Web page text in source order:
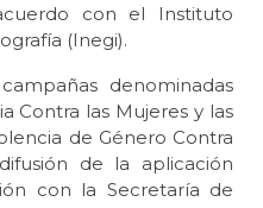
con el Instituto
(Inegi).
denominadas
Contra las Mujeres y las
de Género Contra
de la aplicación
con la Secretaría de